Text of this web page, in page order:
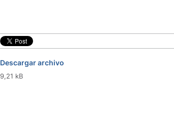
Descargar archivo
9,21 kB